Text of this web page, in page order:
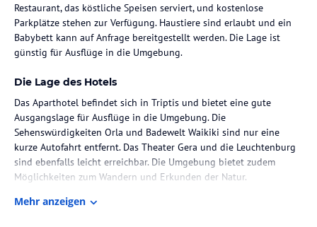
Restaurant, das köstliche Speisen serviert, und kostenlose
Parkplätze stehen zur Verfügung. Haustiere sind erlaubt und ein
Babybett kann auf Anfrage bereitgestellt werden. Die Lage ist
günstig für Ausflüge in die Umgebung.
Die Lage des Hotels
Das Aparthotel befindet sich in Triptis und bietet eine gute
Ausgangslage für Ausflüge in die Umgebung. Die
Sehenswürdigkeiten Orla und Badewelt Waikiki sind nur eine
kurze Autofahrt entfernt. Das Theater Gera und die Leuchtenburg
sind ebenfalls leicht erreichbar. Die Umgebung bietet zudem
Möglichkeiten zum Wandern und Erkunden der Natur.
Zimmer / Unterbringung im Hotel
Mehr anzeigen